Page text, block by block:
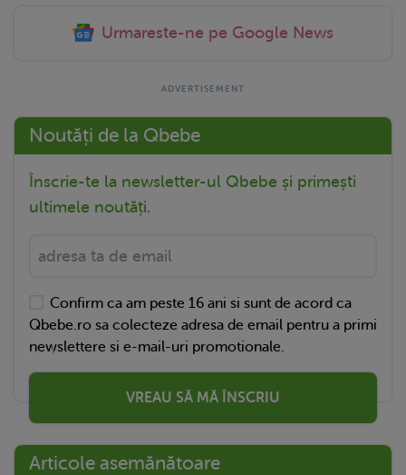
Urmareste-ne pe Google News
Noutăți de la Qbebe
Înscrie-te la newsletter-ul Qbebe și primești
ultimele noutăți.
Confirm ca am peste 16 ani si sunt de acord ca
Qbebe.ro sa colecteze adresa de email pentru a primi
newslettere si e-mail-uri promotionale.
VREAU SĂ MĂ ÎNSCRIU
Articole asemănătoare